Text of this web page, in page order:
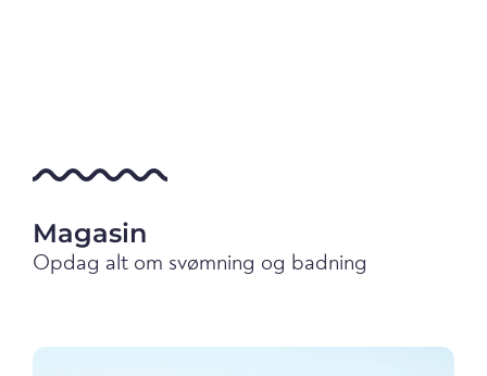
Magasin
Opdag alt om svømning og badning